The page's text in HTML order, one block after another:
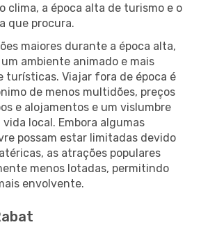
clima, a época alta de turismo e o
que procura.
maiores durante a época alta,
ambiente animado e mais
turísticas. Viajar fora de época é
de menos multidões, preços
e alojamentos e um vislumbre
local. Embora algumas
possam estar limitadas devido
as atrações populares
menos lotadas, permitindo
envolvente.